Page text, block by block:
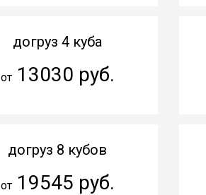
догруз 4 куба
от13030 руб.
догруз 8 кубов
от19545 руб.